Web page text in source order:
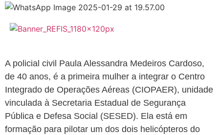
A policial civil Paula Alessandra Medeiros Cardoso,
de 40 anos, é a primeira mulher a integrar o Centro
Integrado de Operações Aéreas (CIOPAER), unidade
vinculada à Secretaria Estadual de Segurança
Pública e Defesa Social (SESED). Ela está em
formação para pilotar um dos dois helicópteros do